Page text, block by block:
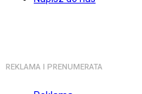
REKLAMA I PRENUMERATA